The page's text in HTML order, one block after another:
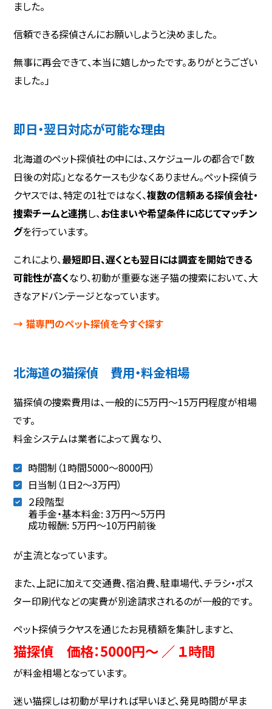
ました。
信頼できる探偵さんにお願いしようと決めました。
無事に再会できて、本当に嬉しかったです。ありがとうござい
ました。」
即日・翌日対応が可能な理由
北海道のペット探偵社の中には、スケジュールの都合で「数
日後の対応」となるケースも少なくありません。ペット探偵ラ
クヤスでは、特定の1社ではなく、複数の信頼ある探偵会社・
捜索チームと連携し、お住まいや希望条件に応じてマッチン
グを行っています。
これにより、最短即日、遅くとも翌日には調査を開始できる
可能性が高くなり、初動が重要な迷子猫の捜索において、大
きなアドバンテージとなっています。
→ 猫専門のペット探偵を今すぐ探す
北海道の猫探偵 費用・料金相場
猫探偵の捜索費用は、一般的に5万円〜15万円程度が相場
です。
料金システムは業者によって異なり、
時間制（1時間5000～8000円）
日当制（1日2〜3万円）
２段階型
着手金・基本料金: 3万円〜5万円
成功報酬: 5万円〜10万円前後
が主流となっています。
また、上記に加えて交通費、宿泊費、駐車場代、チラシ・ポス
ター印刷代などの実費が別途請求されるのが一般的です。
ペット探偵ラクヤスを通じたお見積額を集計しますと、
猫探偵 価格：5000円～ ／ １時間
が料金相場となっています。
迷い猫探しは初動が早ければ早いほど、発見時間が早ま